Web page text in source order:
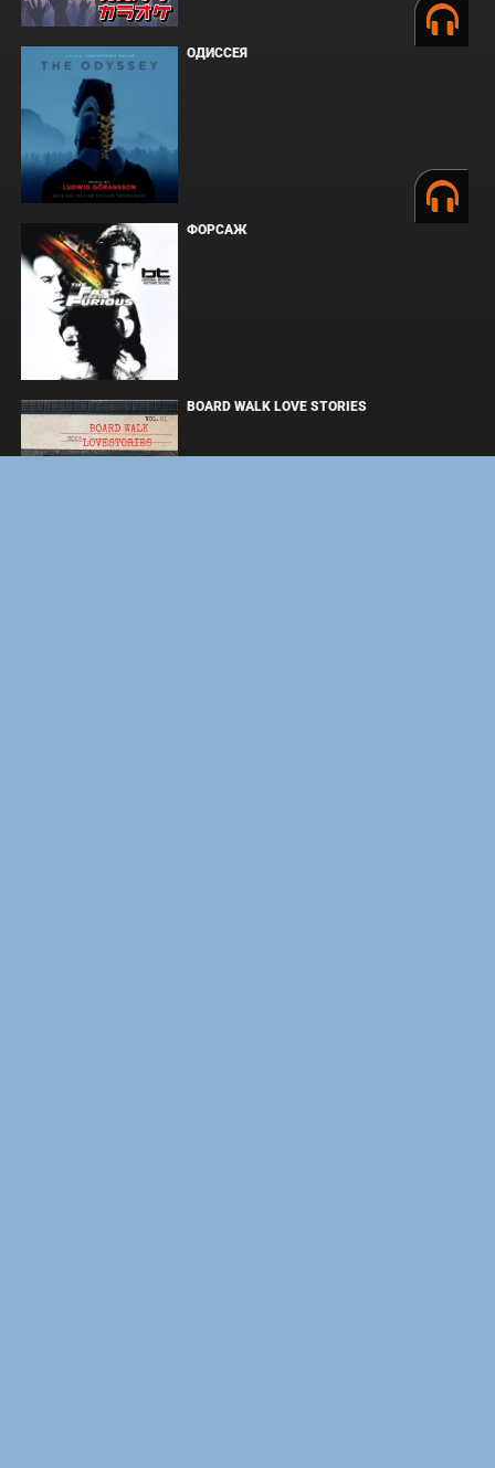
ОДИССЕЯ
ФОРСАЖ
BOARD WALK LOVE STORIES